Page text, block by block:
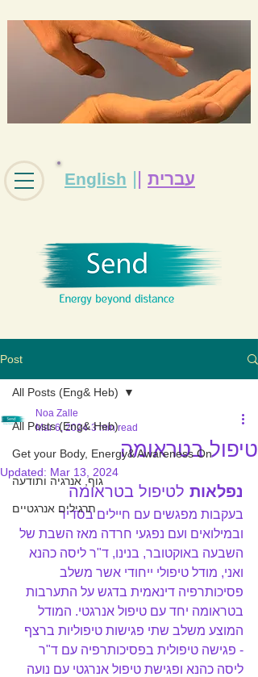
English || עברית
Post
All Posts (Eng& Heb)
Get your Body, Energy& Awareness On
גוף, אנרגיה ותודעה
תרגילים אנרגטיים
All Posts (Eng& Heb)
טיפול בטראומה
Noa Zalle
Mar 6, 2024 3 min read
Updated: Mar 13, 2024
נפלאות לטיפול בטראומה
בעקבות מפגשים עם חיילים בסדיר
ובמילואים ועם נפגעי חרדה מאז השבת של
השבעה באוקטובר, בנינו, ד"ר ליסה כהנא
ואני, מודל טיפולי ייחודי אשר משלב
פסיכותרפיה דינאמית בדגש על התערבות
בטראומה יחד עם טיפול אנרגטי. המודל
המוצע משלב שתי פגישות טיפוליות ברצף
- פגישה טיפולית בפסיכותרפיה עם ד"ר
ליסה כהנא ופגישת טיפול אנרגטי עם נועה